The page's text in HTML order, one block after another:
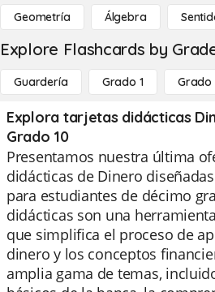
Geometría Álgebra
Explore Flashcards by
Guardería Grado 1 Grado
Explora tarjetas didácticas
Grado 10
Presentamos nuestra última
didácticas de Dinero
para estudiantes de décimo
didácticas son una
que simplifica el proceso de
dinero y los conceptos
amplia gama de temas,